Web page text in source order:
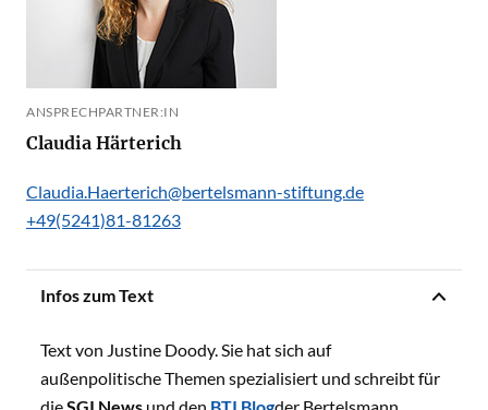
ANSPRECHPARTNER:IN
Claudia Härterich
Claudia.Haerterich@bertelsmann-stiftung.de
+49(5241)81-81263
Infos zum Text
Text von Justine Doody. Sie hat sich auf
außenpolitische Themen spezialisiert und schreibt für